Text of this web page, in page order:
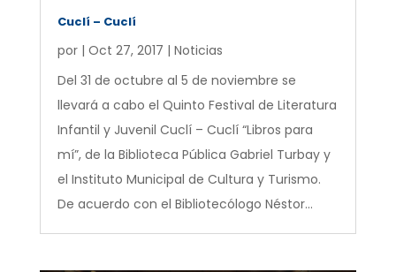
Cuclí – Cuclí
por | Oct 27, 2017 | Noticias
Del 31 de octubre al 5 de noviembre se
llevará a cabo el Quinto Festival de Literatura
Infantil y Juvenil Cuclí – Cuclí “Libros para
mí”, de la Biblioteca Pública Gabriel Turbay y
el Instituto Municipal de Cultura y Turismo.
De acuerdo con el Bibliotecólogo Néstor...